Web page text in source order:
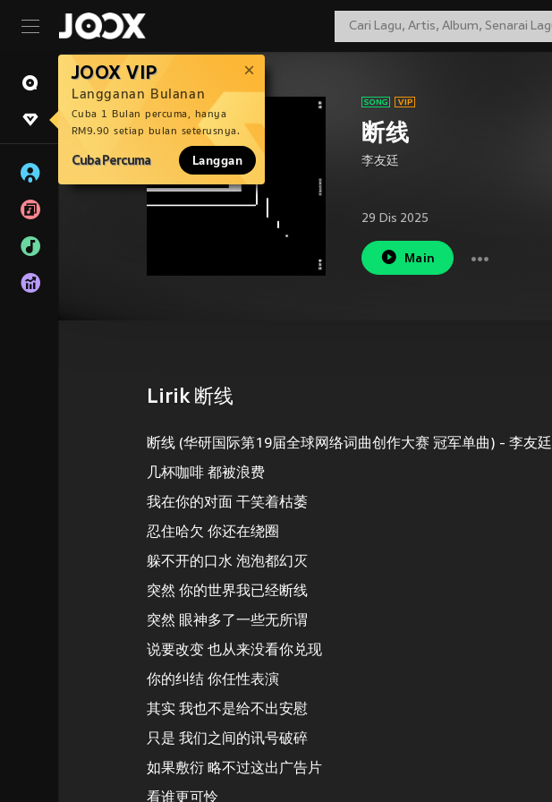
JOOX VIP
Langganan Bulanan
Cuba 1 Bulan percuma, hanya
RM9.90 setiap bulan seterusnya.
Cuba Percuma Langgan
断线
李友廷
29 Dis 2025
Main
Lirik 断线
断线 (华研国际第19届全球网络词曲创作大赛 冠军单曲) - 李友廷
几杯咖啡 都被浪费
我在你的对面 干笑着枯萎
忍住哈欠 你还在绕圈
躲不开的口水 泡泡都幻灭
突然 你的世界我已经断线
突然 眼神多了一些无所谓
说要改变 也从来没看你兑现
你的纠结 你任性表演
其实 我也不是给不出安慰
只是 我们之间的讯号破碎
如果敷衍 略不过这出广告片
看谁更可怜